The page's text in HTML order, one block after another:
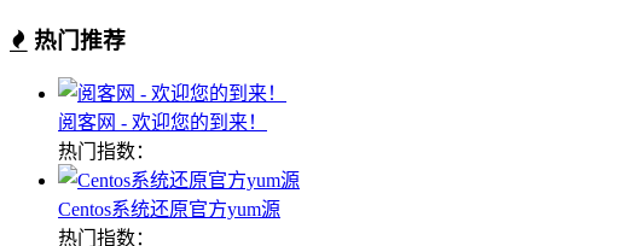
热门推荐
阅客网 - 欢迎您的到来！
热门指数：
Centos系统还原官方yum源
热门指数：